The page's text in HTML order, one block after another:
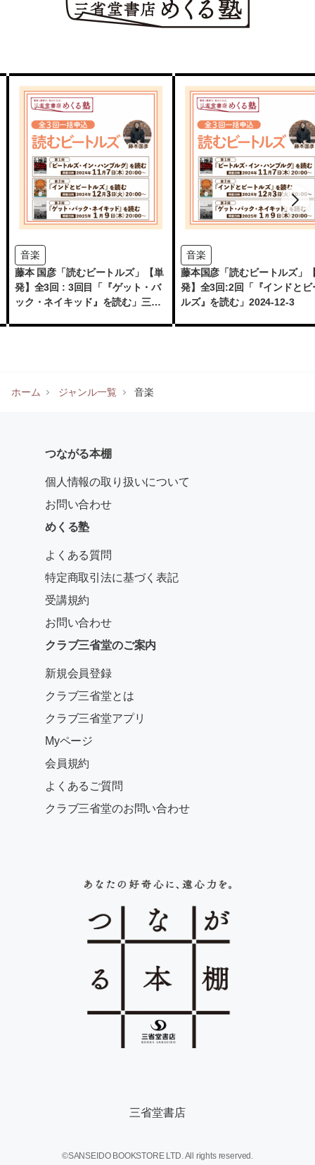
音楽
藤本 国彦「読むビートルズ」【単
発】全3回 : 3回目「『ゲット・バ
ック・ネイキッド』を読む」三省
音楽
藤本国彦「読むビートルズ」
発】全3回:2回「『インドとビ
ルズ』を読む」2024-12-3
ホーム ジャンル一覧 音楽
つながる本棚
個人情報の取り扱いについて
お問い合わせ
めくる塾
よくある質問
特定商取引法に基づく表記
受講規約
お問い合わせ
クラブ三省堂のご案内
新規会員登録
クラブ三省堂とは
クラブ三省堂アプリ
Myページ
会員規約
よくあるご質問
クラブ三省堂のお問い合わせ
三省堂書店
©SANSEIDO BOOKSTORE LTD. All rights reserved.